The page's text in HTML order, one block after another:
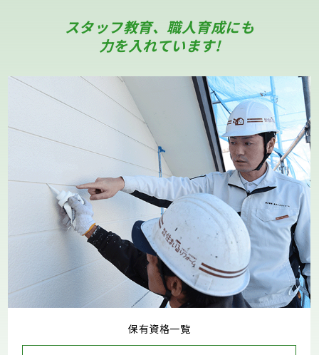
スタッフ教育、職人育成にも
力を入れています!
保有資格一覧